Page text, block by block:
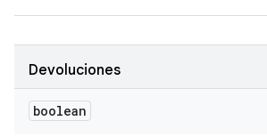
Devoluciones
boolean